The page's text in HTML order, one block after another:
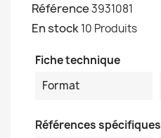
Référence3931081
En stock10 Produits
Fiche technique
Format
Références spécifiques